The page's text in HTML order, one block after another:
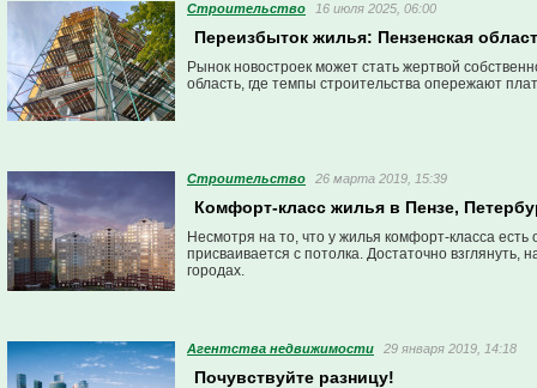
Строительство 16 июля 2025, 06:00
Переизбыток жилья: Пензенская
Рынок новостроек может стать жертвой
область, где темпы строительства опережают
Строительство 26 марта 2019, 15:39
Комфорт-класс жилья в Пензе,
Несмотря на то, что у жилья комфорт-класса
присваивается с потолка. Достаточно
городах.
Агентства недвижимости 29 января 2019, 14:18
Почувствуйте разницу!